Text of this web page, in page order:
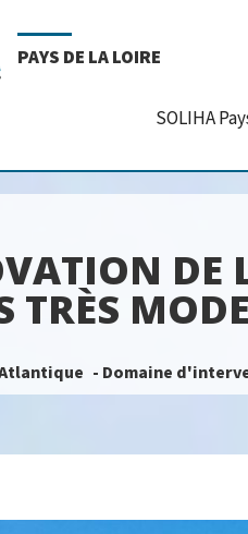
PAYS DE LA LOIRE
SOLIHA
DE
TRÈS
- Domaine